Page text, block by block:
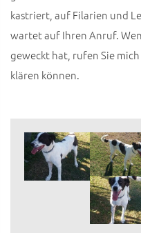
kastriert, auf Filarien und
wartet auf Ihren Anruf.
geweckt hat, rufen Sie
klären können.